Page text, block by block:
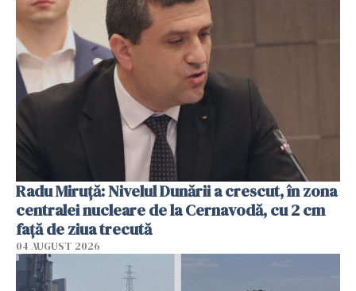
Radu Miruţă: Nivelul Dunării a crescut, în zona
centralei nucleare de la Cernavodă, cu 2 cm
faţă de ziua trecută
04 AUGUST 2026